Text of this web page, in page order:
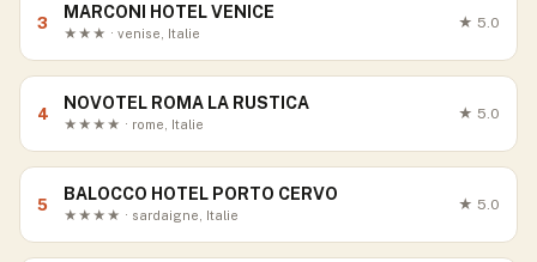
3
MARCONI HOTEL VENICE
★★★ · venise, Italie
★ 5.0
4
NOVOTEL ROMA LA RUSTICA
★★★★ · rome, Italie
★ 5.0
5
BALOCCO HOTEL PORTO CERVO
★★★★ · sardaigne, Italie
★ 5.0